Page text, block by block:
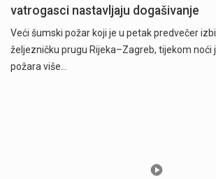
vatrogasci nastavljaju dogašivanje
Veći šumski požar koji je u petak predvečer
željezničku prugu Rijeka–Zagreb, tijekom noći
požara više…